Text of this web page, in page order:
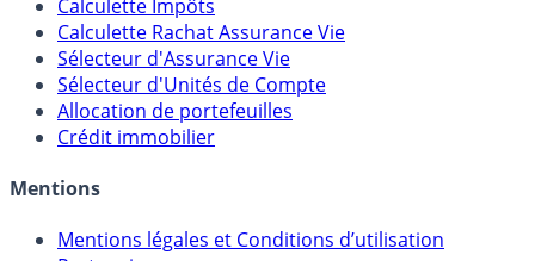
Calculateur d'intérêts
Calculette Impôts
Calculette Rachat Assurance Vie
Sélecteur d'Assurance Vie
Sélecteur d'Unités de Compte
Allocation de portefeuilles